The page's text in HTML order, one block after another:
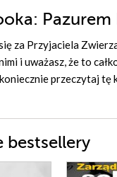
: Pazurem
za Przyjaciela
i uważasz, że to
przeczytaj tę
bestsellery